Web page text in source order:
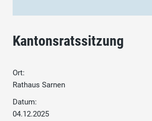
Kantonsratssitzung
Ort:
Rathaus Sarnen
Datum:
04.12.2025